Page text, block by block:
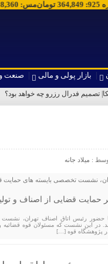
مس: 925
:
364,849 تومان
بازار پولی و مالی صنعت
: میلاد جانه
نشست تخصصی بایسته های حمایت
حمایت قضایی از اصناف و
دوشنبه 24 آذر ماه 1404، با حضور رئیس اتاق
در این نشست که مسئولان قوه
پژوهشگاه قوه […]